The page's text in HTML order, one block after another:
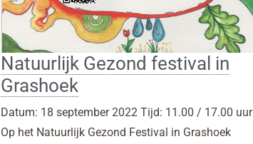
Natuurlijk Gezond festival in
Grashoek
Datum: 18 september 2022 Tijd: 11.00 / 17.00 uur
Op het Natuurlijk Gezond Festival in Grashoek